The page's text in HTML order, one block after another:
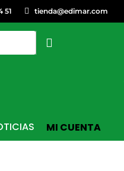
51 tienda@edimar.com
MI CUENTA